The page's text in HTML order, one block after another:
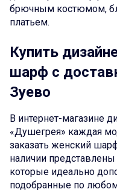
брючным костюмом,
платьем.
Купить
шарф с
Зуево
В интернет-магазине
«Душегрея» каждая
заказать женский
наличии
которые идеально
подобранные по